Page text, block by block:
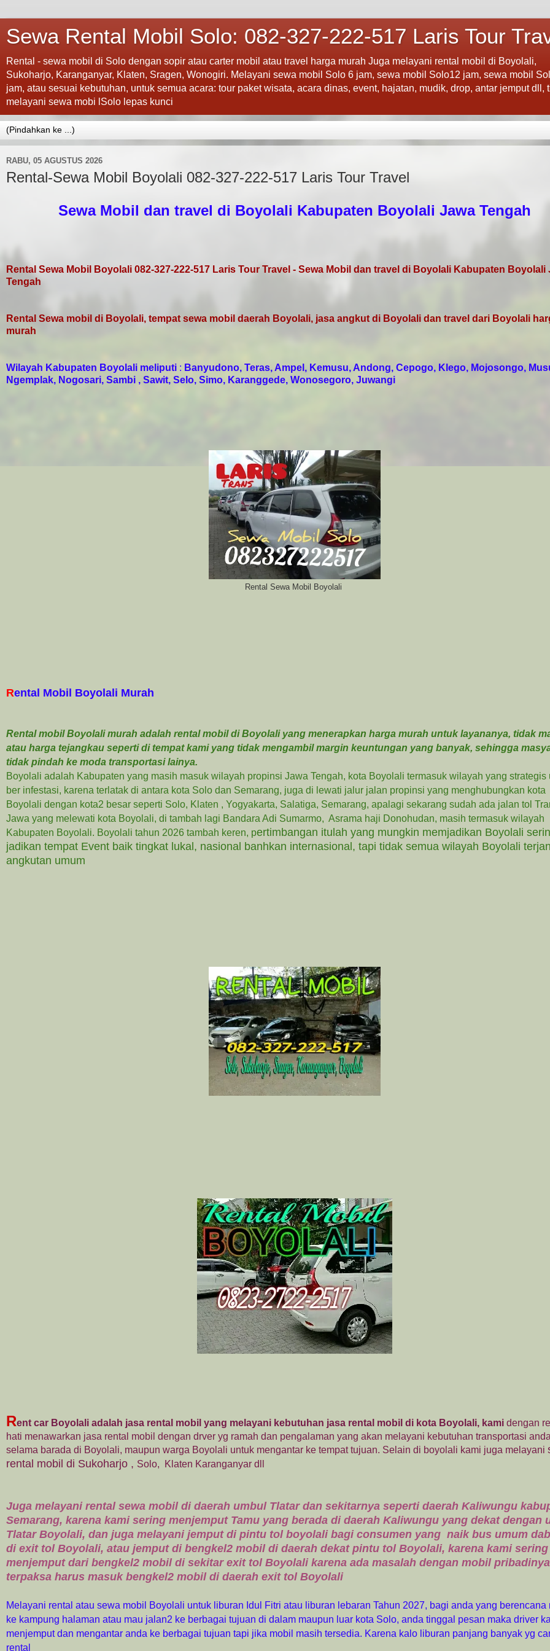
Sewa Rental Mobil Solo: 082-327-222-517 Laris Tour
Rental - sewa mobil di Solo dengan sopir atau carter mobil atau travel harga murah Juga melayani rental mobil di Boyolali,
Sukoharjo, Karanganyar, Klaten, Sragen, Wonogiri. Melayani sewa mobil Solo 6 jam, sewa mobil Solo12 jam, sewa mobil
jam, atau sesuai kebutuhan, untuk semua acara: tour paket wisata, acara dinas, event, hajatan, mudik, drop, antar jemput dll,
melayani sewa mobi lSolo lepas kunci
RABU, 05 AGUSTUS 2026
Rental-Sewa Mobil Boyolali 082-327-222-517 Laris Tour Travel
Sewa Mobil dan travel di Boyolali Kabupaten Boyolali Jawa Tengah
Rental Sewa Mobil Boyolali 082-327-222-517 Laris Tour Travel - Sewa Mobil dan travel di Boyolali Kabupaten Boyolali
Tengah
Rental Sewa mobil di Boyolali, tempat sewa mobil daerah Boyolali, jasa angkut di Boyolali dan travel dari Boyolali
murah
Wilayah Kabupaten Boyolali meliputi : Banyudono, Teras, Ampel, Kemusu, Andong, Cepogo, Klego, Mojosongo,
Ngemplak, Nogosari, Sambi , Sawit, Selo, Simo, Karanggede, Wonosegoro, Juwangi
Rental Sewa Mobil Boyolali
Rental Mobil Boyolali Murah
Rental mobil Boyolali murah adalah rental mobil di Boyolali yang menerapkan harga murah untuk layananya, tidak
atau harga tejangkau seperti di tempat kami yang tidak mengambil margin keuntungan yang banyak, sehingga
tidak pindah ke moda transportasi lainya.
Boyolali adalah Kabupaten yang masih masuk wilayah propinsi Jawa Tengah, kota Boyolali termasuk wilayah yang strategis
ber infestasi, karena terlatak di antara kota Solo dan Semarang, juga di lewati jalur jalan propinsi yang menghubungkan kota
Boyolali dengan kota2 besar seperti Solo, Klaten , Yogyakarta, Salatiga, Semarang, apalagi sekarang sudah ada jalan tol
Jawa yang melewati kota Boyolali, di tambah lagi Bandara Adi Sumarmo, Asrama haji Donohudan, masih termasuk wilayah
Kabupaten Boyolali. Boyolali tahun 2026 tambah keren, pertimbangan itulah yang mungkin memjadikan Boyolali
jadikan tempat Event baik tingkat lukal, nasional banhkan internasional, tapi tidak semua wilayah Boyolali
angkutan umum
Rent car Boyolali adalah jasa rental mobil yang melayani kebutuhan jasa rental mobil di kota Boyolali, kami dengan
hati menawarkan jasa rental mobil dengan drver yg ramah dan pengalaman yang akan melayani kebutuhan transportasi anda
selama barada di Boyolali, maupun warga Boyolali untuk mengantar ke tempat tujuan. Selain di boyolali kami juga melayani
rental mobil di Sukoharjo , Solo, Klaten Karanganyar dll
Juga melayani rental sewa mobil di daerah umbul Tlatar dan sekitarnya seperti daerah Kaliwungu
Semarang, karena kami sering menjemput Tamu yang berada di daerah Kaliwungu yang dekat dengan
Tlatar Boyolali, dan juga melayani jemput di pintu tol boyolali bagi consumen yang naik bus umum
di exit tol Boyolali, atau jemput di bengkel2 mobil di daerah dekat pintu tol Boyolali, karena kami sering
menjemput dari bengkel2 mobil di sekitar exit tol Boyolali karena ada masalah dengan mobil
terpaksa harus masuk bengkel2 mobil di daerah exit tol Boyolali
Melayani rental atau sewa mobil Boyolali untuk liburan Idul Fitri atau liburan lebaran Tahun 2027, bagi anda yang berencana
ke kampung halaman atau mau jalan2 ke berbagai tujuan di dalam maupun luar kota Solo, anda tinggal pesan maka driver
menjemput dan mengantar anda ke berbagai tujuan tapi jika mobil masih tersedia. Karena kalo liburan panjang banyak yg
rental